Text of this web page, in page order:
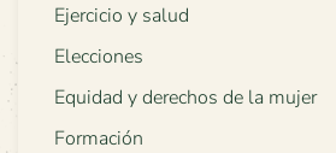
Ejercicio y salud
Elecciones
Equidad y derechos de la mujer
Formación